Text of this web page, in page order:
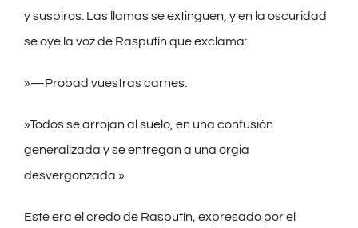
y suspiros. Las llamas se extinguen, y en la oscuridad
se oye la voz de Rasputín que exclama:
»—Probad vuestras carnes.
»Todos se arrojan al suelo, en una confusión
generalizada y se entregan a una orgia
desvergonzada.»
Este era el credo de Rasputín, expresado por el